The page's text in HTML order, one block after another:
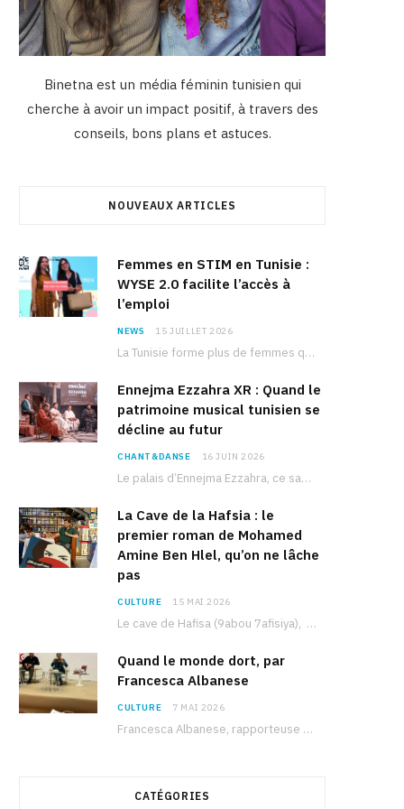
Binetna est un média féminin tunisien qui
cherche à avoir un impact positif, à travers des
conseils, bons plans et astuces.
NOUVEAUX ARTICLES
Femmes en STIM en Tunisie :
WYSE 2.0 facilite l’accès à
l’emploi
NEWS 15 JUILLET 2026
La Tunisie forme plus de femmes que d’hommes dans les filières scientifiques. Pourtant, pour beaucoup…
Ennejma Ezzahra XR : Quand le
patrimoine musical tunisien se
décline au futur
CHANT&DANSE 16 JUIN 2026
Le palais d’Ennejma Ezzahra, ce sanctuaire de la musique tunisienne et méditerranéenne construit par le…
La Cave de la Hafsia : le
premier roman de Mohamed
Amine Ben Hlel, qu’on ne lâche
pas
CULTURE 15 MAI 2026
Le cave de Hafisa (9abou 7afisiya), premier roman du journaliste tunisien Mohamed Amine Ben Hlel,…
Quand le monde dort, par
Francesca Albanese
CULTURE 7 MAI 2026
Francesca Albanese, rapporteuse spéciale de l’ONU sur les territoires palestiniens occupés, était à Tunis pour…
CATÉGORIES